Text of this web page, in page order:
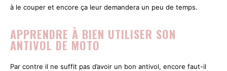
à le couper et encore ça leur demandera un peu de temps.
APPRENDRE À BIEN UTILISER SON
ANTIVOL DE MOTO
Par contre il ne suffit pas d’avoir un bon antivol, encore faut-il